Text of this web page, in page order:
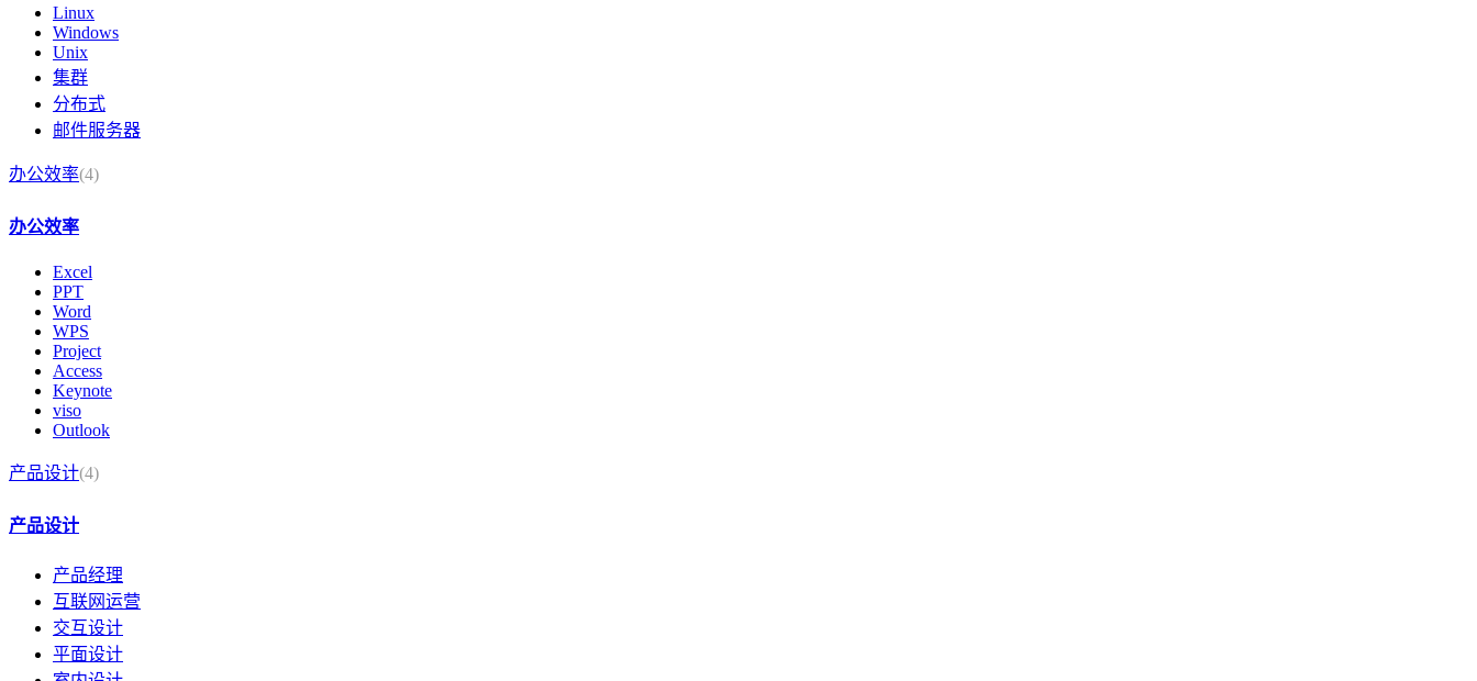
Linux
Windows
Unix
集群
分布式
邮件服务器
办公效率(4)
办公效率
Excel
PPT
Word
WPS
Project
Access
Keynote
viso
Outlook
产品设计(4)
产品设计
产品经理
互联网运营
交互设计
平面设计